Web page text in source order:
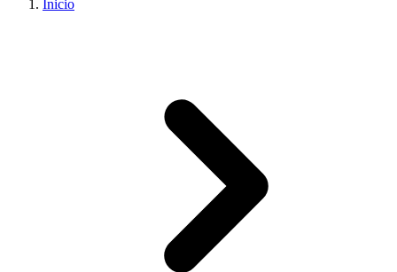
Inicio